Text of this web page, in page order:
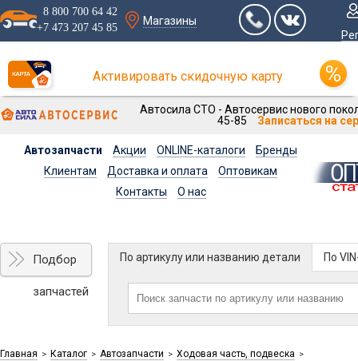
8 800 700 64 42
+7 473 207 45 85
Магазины
Активировать скидочную карту
Автосила СТО - Автосервис нового
45-85
Записаться на
Автозапчасти Акции ONLINE-каталоги
Бренды
Клиентам
Доставка и оплата
Оптовикам
Контакты
О нас
Подбор
запчастей
По артикулу или названию детали По
Главная > Каталог > Автозапчасти > Ходовая часть, подвеска >